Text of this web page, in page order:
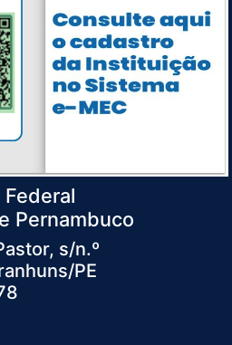
Pernambuco
s/n.º
PE